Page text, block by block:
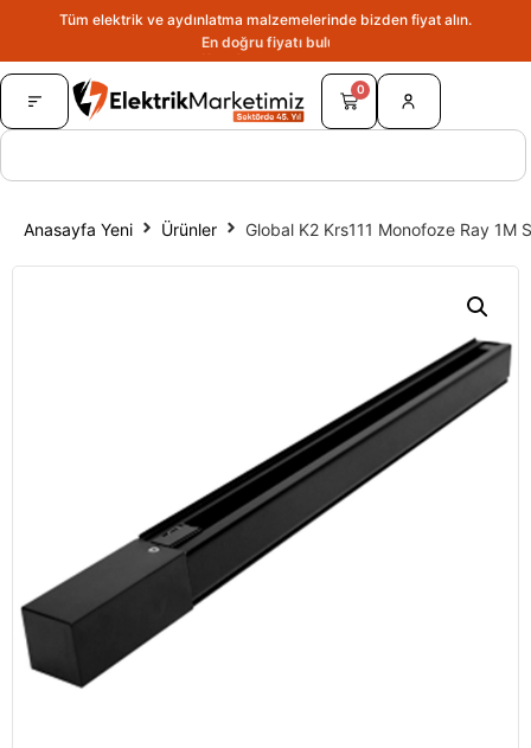
Tüm elektrik ve aydınlatma malzemelerinde bizden fiyat alın.
En doğru fiyatı bulun.
0
Anasayfa Yeni Ürünler Global K2 Krs111 Monofoze Ray 1M